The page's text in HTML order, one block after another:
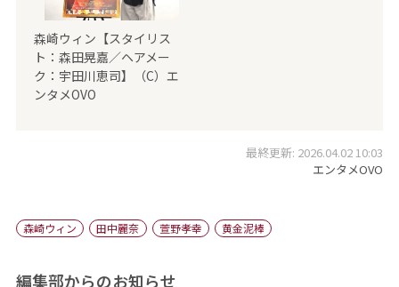
森崎ウィン【スタイリス
ト：森田晃嘉／ヘアメー
ク：宇田川恵司】（C）エ
ンタメOVO
最終更新: 2026.04.02 10:03
エンタメOVO
森崎ウィン 田中麗奈 萱野孝幸 黄金泥棒
編集部からのお知らせ